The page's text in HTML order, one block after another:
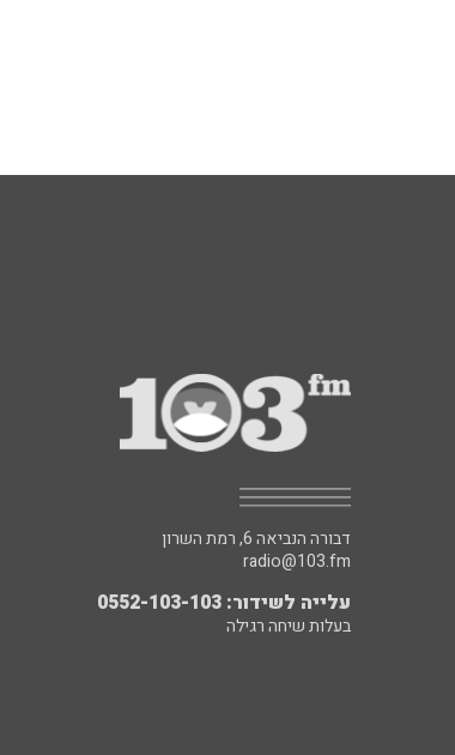
דבורה הנביאה 6, רמת השרון
radio@103.fm
עלייה לשידור: 0552-103-103
בעלות שיחה רגילה